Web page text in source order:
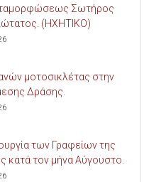
Σωτήρος
(ΗΧΗΤΙΚΟ)
μοτοσικλέτας στην
Δράσης.
των Γραφείων της
κατά τον μήνα Αύγουστο.